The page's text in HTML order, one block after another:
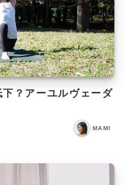
？アーユルヴェーダ
MAMI